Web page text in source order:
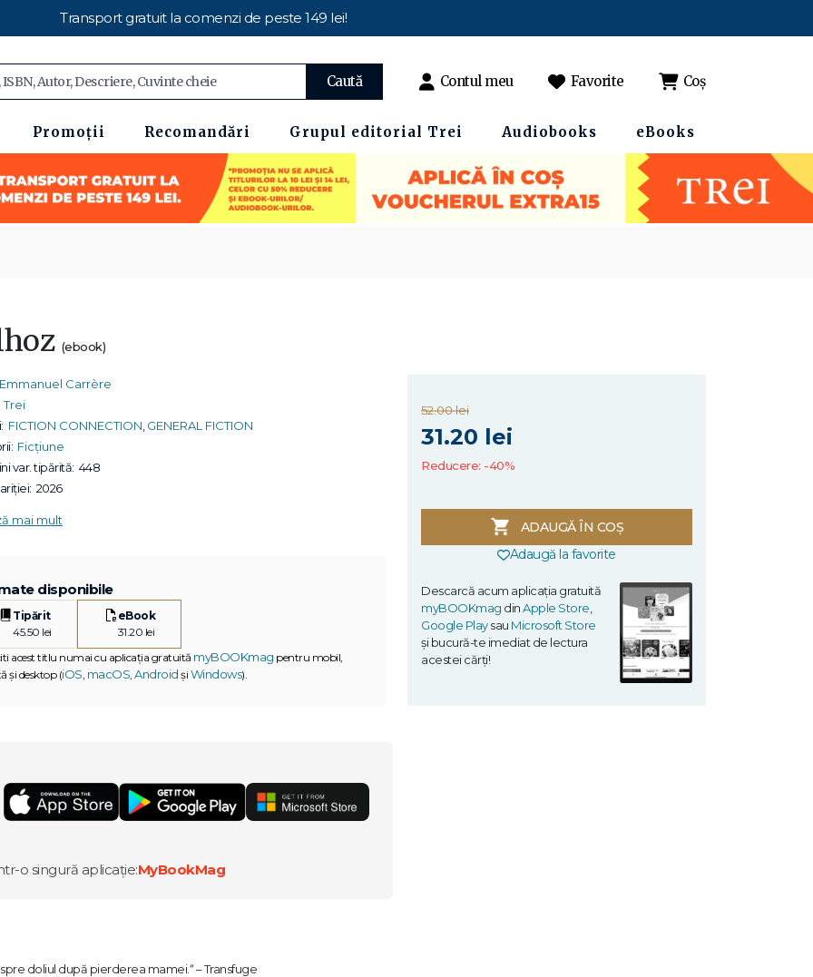
Transport gratuit la comenzi de peste 149 lei!
Caută Contul meu Favorite Coș
Promoții Recomandări Grupul editorial Trei Audiobooks eBooks
(ebook)
Emmanuel Carrère
Trei
FICTION CONNECTION GENERAL FICTION
Ficțiune
var. tipărită: 448
2026
mai mult
disponibile
Tipărit
45.50 lei
eBook
31.20 lei
acest titlu numai cu aplicația gratuită myBOOKmag pentru mobil,
și desktop (iOS macOS Android și Windows).
52.00 lei
31.20 lei
Reducere: -40%
ADAUGĂ ÎN COȘ
Adaugă la favorite
Descarcă acum aplicația gratuită
myBOOKmag dinApple Store
Google Playsau Microsoft Store
și bucură-te imediat de lectura
acestei cărți!
o singură aplicație:MyBookMag
doliul după pierderea mamei.“ – Transfuge